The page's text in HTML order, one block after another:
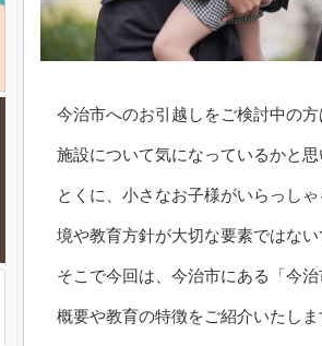
今治市へのお引越しをご検討中の
施設について気になっているかと思
とくに、小さなお子様がいらっし
境や教育方針が大切な要素ではない
そこで今回は、今治市にある「今治
概要や教育の特徴をご紹介いたしま